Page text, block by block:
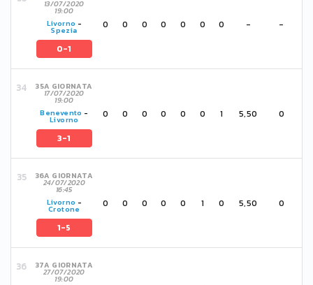
13/07/2020
19:00
Livorno -
Spezia
0-1
0 0 0 0 0 0 0 - -
35A GIORNATA
17/07/2020
19:00
Benevento -
Livorno
3-1
0 0 0 0 0 0 1 5,50 0
36A GIORNATA
24/07/2020
16:45
Livorno -
Crotone
1-5
0 0 0 0 0 1 0 5,50 0
37A GIORNATA
27/07/2020
19:00